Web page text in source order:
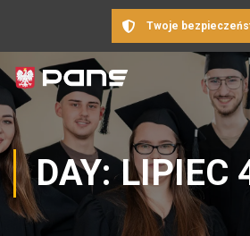
Twoje
DAY: LIPIEC